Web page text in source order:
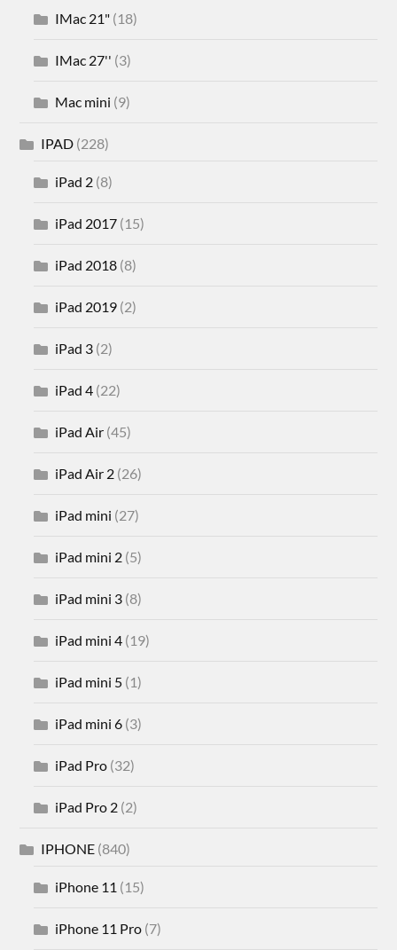
IMac 21" (18)
IMac 27'' (3)
Mac mini (9)
IPAD (228)
iPad 2 (8)
iPad 2017 (15)
iPad 2018 (8)
iPad 2019 (2)
iPad 3 (2)
iPad 4 (22)
iPad Air (45)
iPad Air 2 (26)
iPad mini (27)
iPad mini 2 (5)
iPad mini 3 (8)
iPad mini 4 (19)
iPad mini 5 (1)
iPad mini 6 (3)
iPad Pro (32)
iPad Pro 2 (2)
IPHONE (840)
iPhone 11 (15)
iPhone 11 Pro (7)